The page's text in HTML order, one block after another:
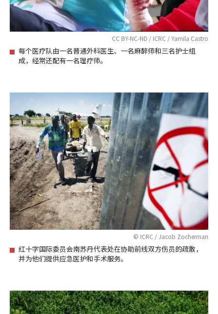
CC BY-NC-ND / ICRC / Yamila Castro
每个医疗队由一名普通外科医生、一名麻醉师和三名护士组
成，经常还配有一名理疗师。
© ICRC / Jacob Zocherman
红十字国际委员会南苏丹代表处在协助前线双方伤员的疏散，
并为他们提供应急医护和手术服务。